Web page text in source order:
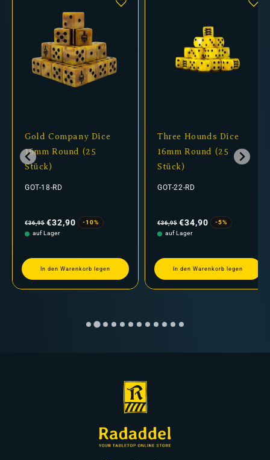
Gold Company Dice
16mm Round (25
Stück)
GOT-18-RD
Preis
€36,95 €32,90
-10%
auf Lager
In den Warenkorb legen
Three Hounds Dice
16mm Round (25
Stück)
GOT-22-RD
Preis
€36,95 €34,90
-5%
auf Lager
In den Warenkorb legen